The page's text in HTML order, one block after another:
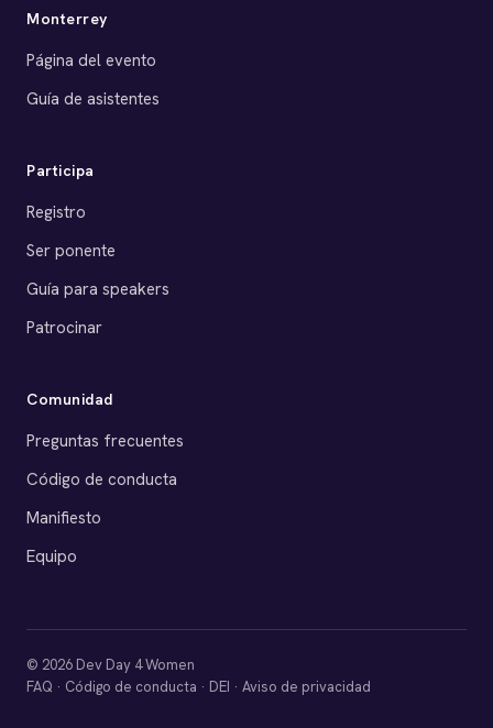
Monterrey
Página del evento
Guía de asistentes
Participa
Registro
Ser ponente
Guía para speakers
Patrocinar
Comunidad
Preguntas frecuentes
Código de conducta
Manifiesto
Equipo
© 2026 Dev Day 4 Women
FAQ · Código de conducta · DEI · Aviso de privacidad